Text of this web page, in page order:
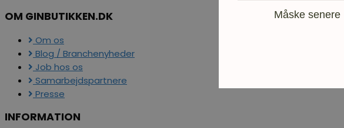
OM GINBUTIKKEN.DK
Om os
Blog / Branchenyheder
Job hos os
Samarbejdspartnere
Presse
INFORMATION
Måske senere